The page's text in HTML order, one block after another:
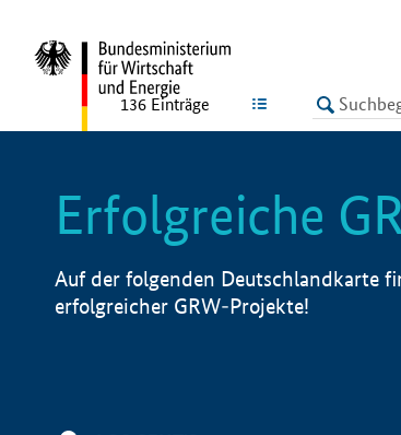
LISTE
136 Einträge
Erfolgreiche
Auf der folgenden Deutschlandkarte
erfolgreicher GRW-Projekte!